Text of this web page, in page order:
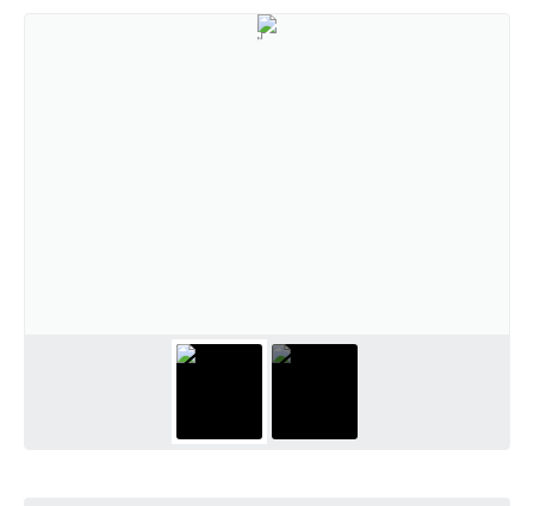
Chamamento Público para Artistas Locais
Agência do Trabalhador